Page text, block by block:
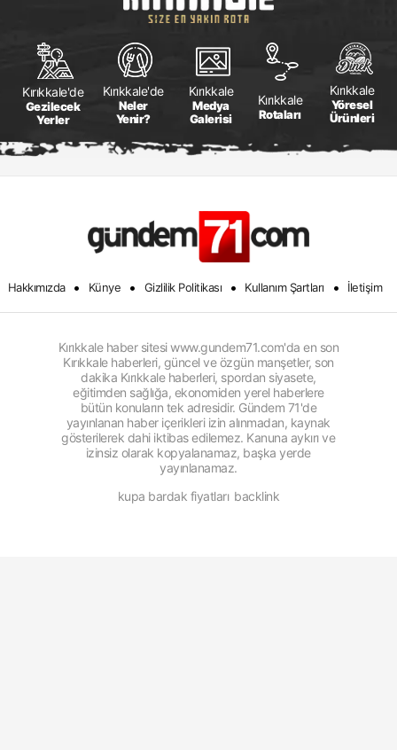
Kırıkkale'de
Gezilecek
Yerler
Kırıkkale'de
Neler
Yenir?
Kırıkkale
Medya
Galerisi
Kırıkkale
Rotaları
Kırıkkale
Yöresel
Ürünleri
Hakkımızda • Künye • Gizlilik Politikası • Kullanım Şartları • İletişim
Kırıkkale haber sitesi www.gundem71.com'da en son
Kırıkkale haberleri, güncel ve özgün manşetler, son
dakika Kırıkkale haberleri, spordan siyasete,
eğitimden sağlığa, ekonomiden yerel haberlere
bütün konuların tek adresidir. Gündem 71'de
yayınlanan haber içerikleri izin alınmadan, kaynak
gösterilerek dahi iktibas edilemez. Kanuna aykırı ve
izinsiz olarak kopyalanamaz, başka yerde
yayınlanamaz.
kupa bardak fiyatları backlink